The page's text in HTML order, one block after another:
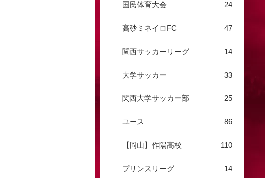
国民体育大会 24
高砂ミネイロFC 47
関西サッカーリーグ 14
大学サッカー 33
関西大学サッカー部 25
ユース 86
【岡山】作陽高校 110
プリンスリーグ 14